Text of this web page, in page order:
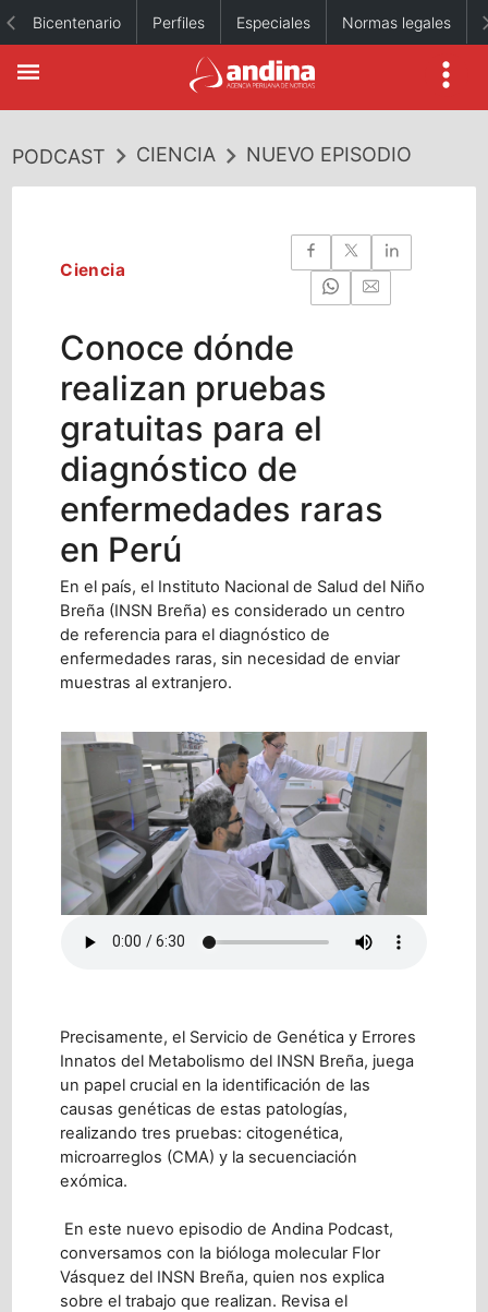
Bicentenario Perfiles Especiales Normas legales
PODCAST CIENCIA NUEVO EPISODIO
Ciencia
Conoce dónde
realizan pruebas
gratuitas para el
diagnóstico de
enfermedades raras
en Perú
En el país, el Instituto Nacional de Salud del Niño
Breña (INSN Breña) es considerado un centro
de referencia para el diagnóstico de
enfermedades raras, sin necesidad de enviar
muestras al extranjero.
Precisamente, el Servicio de Genética y Errores
Innatos del Metabolismo del INSN Breña, juega
un papel crucial en la identificación de las
causas genéticas de estas patologías,
realizando tres pruebas: citogenética,
microarreglos (CMA) y la secuenciación
exómica.
En este nuevo episodio de Andina Podcast,
conversamos con la bióloga molecular Flor
Vásquez del INSN Breña, quien nos explica
sobre el trabajo que realizan. Revisa el